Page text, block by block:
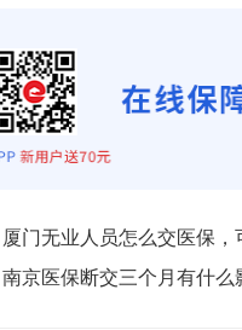
厦门无业人员怎么交医保，
南京医保断交三个月有什么